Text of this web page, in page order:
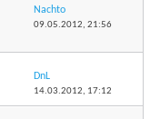
Nachto
09.05.2012, 21:56
DnL
14.03.2012, 17:12